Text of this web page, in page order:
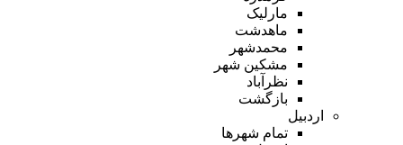
مارلیک
ماهدشت
محمدشهر
مشکین شهر
نظرآباد
بازگشت
اردبیل
تمام شهر‌ها